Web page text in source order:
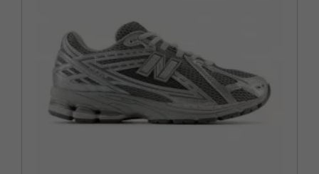
EUR 44.5 / US 10.5
EUR 45.5 / US 11.5